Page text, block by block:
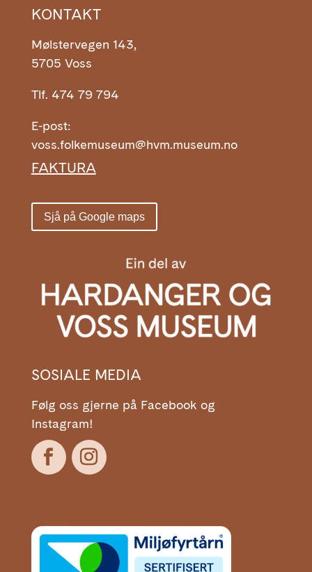
KONTAKT
Mølstervegen 143,
5705 Voss
Tlf. 474 79 794
E-post:
voss.folkemuseum@hvm.museum.no
FAKTURA
Sjå på Google maps
SOSIALE MEDIA
Følg oss gjerne på Facebook og
Instagram!